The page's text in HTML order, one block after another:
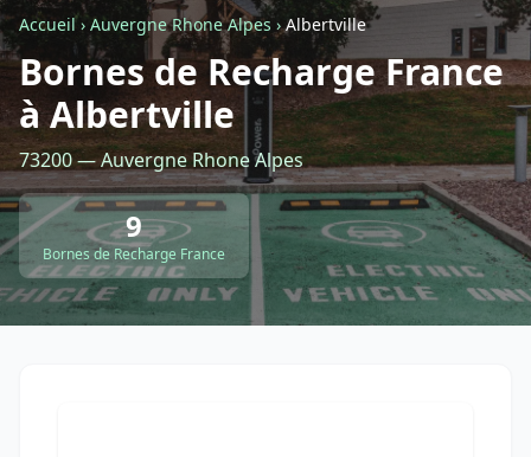
Autre
Retour à la liste des métiers
CGU-Confidentialité- Service proposé parViteUnDevis.com-Vous
Accueil› Auvergne Rhone Alpes›Albertville
Bornes de Recharge France
à Albertville
73200 — Auvergne Rhone Alpes
9
Bornes de Recharge France